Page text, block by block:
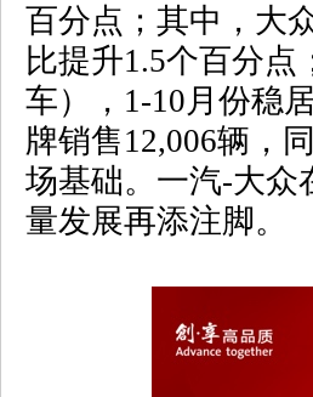
百分点；其中，大
比提升1.5个百分点
车）， 1-10月份稳
牌销售12,006辆，
场基础。一汽-大众
量发展再添注脚。